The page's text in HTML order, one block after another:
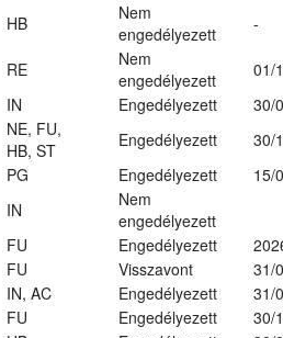
HB
Nem
engedélyezett
-
RE
Nem
engedélyezett
01/
IN Engedélyezett
30/
NE, FU,
HB, ST
Engedélyezett
30/
PG Engedélyezett
15/
IN
Nem
engedélyezett
FU Engedélyezett
FU Visszavont
31/
IN, AC Engedélyezett
31/
FU Engedélyezett
30/